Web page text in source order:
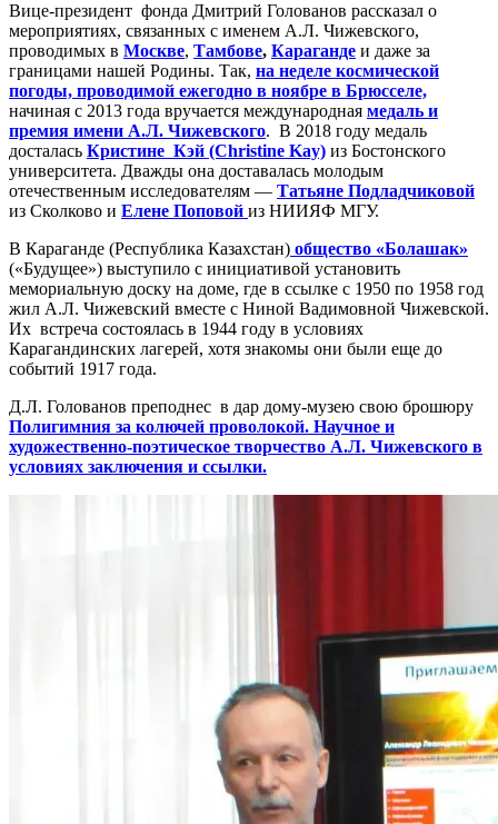
Вице-президент фонда Дмитрий Голованов рассказал о
мероприятиях, связанных с именем А.Л. Чижевского,
проводимых в Москве, Тамбове, Караганде и даже за
границами нашей Родины. Так, на неделе космической
погоды, проводимой ежегодно в ноябре в Брюсселе,
начиная с 2013 года вручается международная медаль и
премия имени А.Л. Чижевского. В 2018 году медаль
досталась Кристине Кэй (Christine Kay) из Бостонского
университета. Дважды она доставалась молодым
отечественным исследователям — Татьяне Подладчиковой
из Сколково и Елене Поповой из НИИЯФ МГУ.
В Караганде (Республика Казахстан) общество «Болашак»
(«Будущее») выступило с инициативой установить
мемориальную доску на доме, где в ссылке с 1950 по 1958 год
жил А.Л. Чижевский вместе с Ниной Вадимовной Чижевской.
Их встреча состоялась в 1944 году в условиях
Карагандинских лагерей, хотя знакомы они были еще до
событий 1917 года.
Д.Л. Голованов преподнес в дар дому-музею свою брошюру
Полигимния за колючей проволокой. Научное и
художественно-поэтическое творчество А.Л. Чижевского в
условиях заключения и ссылки.